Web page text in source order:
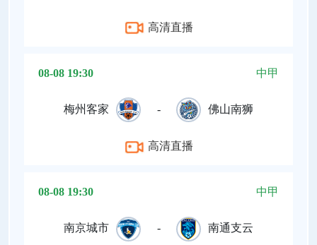
高清直播
08-08 19:30 中甲
梅州客家 - 佛山南狮
高清直播
08-08 19:30 中甲
南京城市 - 南通支云